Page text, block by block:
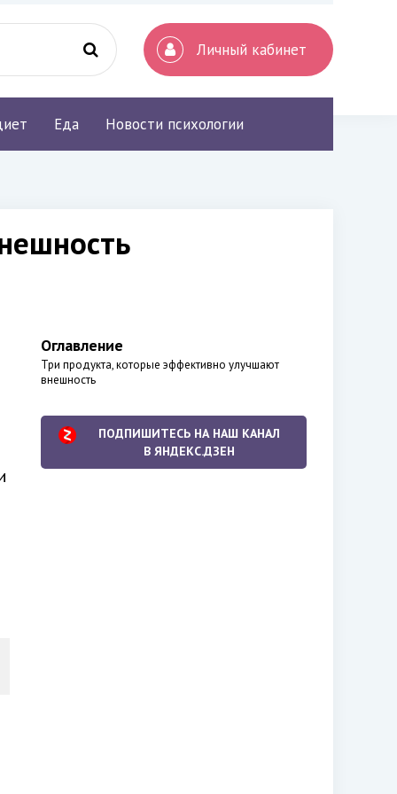
Личный кабинет
Еда Новости психологии
Оглавление
Три продукта, которые эффективно улучшают
внешность
ПОДПИШИТЕСЬ НА НАШ КАНАЛ
В ЯНДЕКС.ДЗЕН